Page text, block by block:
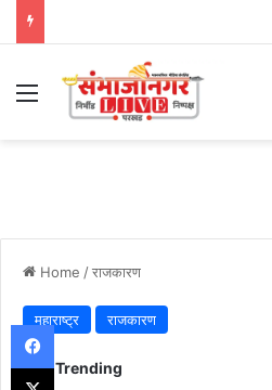
Menu
Home /राजकारण
महाराष्ट्र राजकारण
Trending
Facebook
X